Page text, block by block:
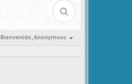
Bienvenido,Anonymous